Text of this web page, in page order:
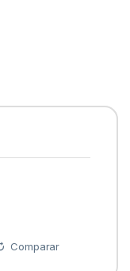
Comparar